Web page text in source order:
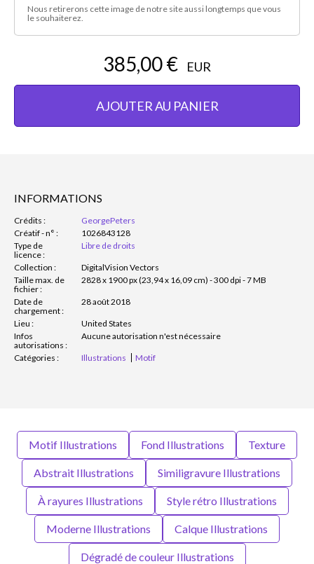
Nous retirerons cette image de notre site aussi longtemps que vous
le souhaiterez.
385,00 € EUR
AJOUTER AU PANIER
INFORMATIONS
Crédits :
GeorgePeters
Créatif - n° :
1026843128
Type de
licence :
Libre de droits
Collection :
DigitalVision Vectors
Taille max. de
fichier :
2828 x 1900 px (23,94 x 16,09 cm) - 300 dpi - 7 MB
Date de
chargement :
28 août 2018
Lieu :
United States
Infos
autorisations :
Aucune autorisation n'est nécessaire
Catégories : Illustrations Motif
Motif Illustrations Fond Illustrations Texture
Abstrait Illustrations Similigravure Illustrations
À rayures Illustrations Style rétro Illustrations
Moderne Illustrations Calque Illustrations
Dégradé de couleur Illustrations